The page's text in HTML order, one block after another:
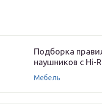
Подборка
наушников с Hi-
Мебель